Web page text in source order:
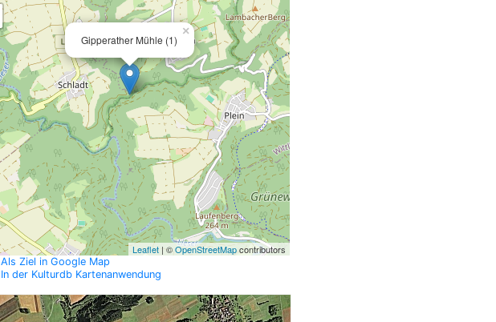
Gipperather Mühle (1)
×
Leaflet | ©OpenStreetMapcontributors
Als Ziel in Google Map
In der Kulturdb Kartenanwendung